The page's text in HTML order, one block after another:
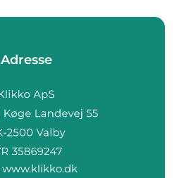
Adresse
www.klikko.dk